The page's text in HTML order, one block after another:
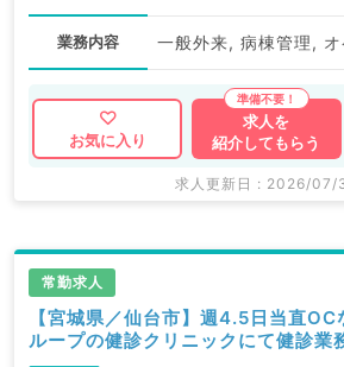
業務内容
お気に入り
求人を
紹介してもらう
求人更新日 : 2026/07/
常勤求人
【宮城県／仙台市】週4.5日当直
ループの健診クリニックにて健診業